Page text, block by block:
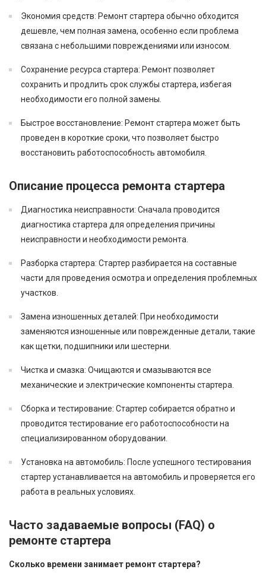
Экономия средств: Ремонт стартера обычно обходится
дешевле, чем полная замена, особенно если проблема
связана с небольшими повреждениями или износом.
Сохранение ресурса стартера: Ремонт позволяет
сохранить и продлить срок службы стартера, избегая
необходимости его полной замены.
Быстрое восстановление: Ремонт стартера может быть
проведен в короткие сроки, что позволяет быстро
восстановить работоспособность автомобиля.
Описание процесса ремонта стартера
Диагностика неисправности: Сначала проводится
диагностика стартера для определения причины
неисправности и необходимости ремонта.
Разборка стартера: Стартер разбирается на составные
части для проведения осмотра и определения проблемных
участков.
Замена изношенных деталей: При необходимости
заменяются изношенные или поврежденные детали, такие
как щетки, подшипники или шестерни.
Чистка и смазка: Очищаются и смазываются все
механические и электрические компоненты стартера.
Сборка и тестирование: Стартер собирается обратно и
проводится тестирование его работоспособности на
специализированном оборудовании.
Установка на автомобиль: После успешного тестирования
стартер устанавливается на автомобиль и проверяется его
работа в реальных условиях.
Часто задаваемые вопросы (FAQ) о
ремонте стартера
Сколько времени занимает ремонт стартера?